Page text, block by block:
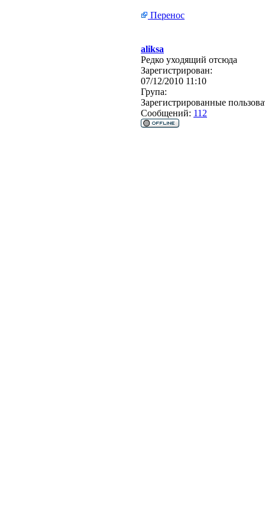
Перенос
aliksa
Редко уходящий отсюда
Зарегистрирован:
07/12/2010 11:10
Група:
Зарегистрированные
Сообщений: 112